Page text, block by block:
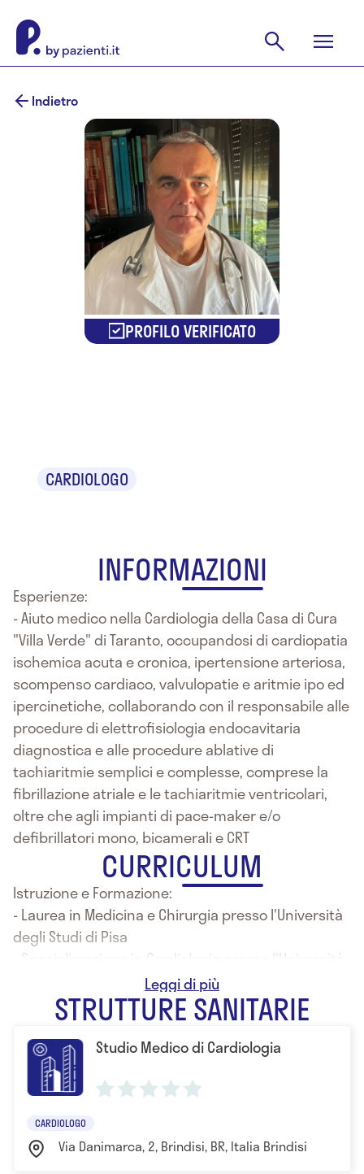
Indietro
PROFILO VERIFICATO
CARDIOLOGO
INFORMAZIONI
Esperienze:
- Aiuto medico nella Cardiologia della Casa di Cura
"Villa Verde" di Taranto, occupandosi di cardiopatia
ischemica acuta e cronica, ipertensione arteriosa,
scompenso cardiaco, valvulopatie e aritmie ipo ed
ipercinetiche, collaborando con il responsabile alle
procedure di elettrofisiologia endocavitaria
diagnostica e alle procedure ablative di
tachiaritmie semplici e complesse, comprese la
fibrillazione atriale e le tachiaritmie ventricolari,
oltre che agli impianti di pace-maker e/o
defibrillatori mono, bicamerali e CRT
CURRICULUM
Istruzione e Formazione:
- Laurea in Medicina e Chirurgia presso l'Università
degli Studi di Pisa
- Specializzazione in Cardiologia presso l'Università
STRUTTURE SANITARIE
Studio Medico di Cardiologia
CARDIOLOGO
Via Danimarca, 2, Brindisi, BR, Italia Brindisi